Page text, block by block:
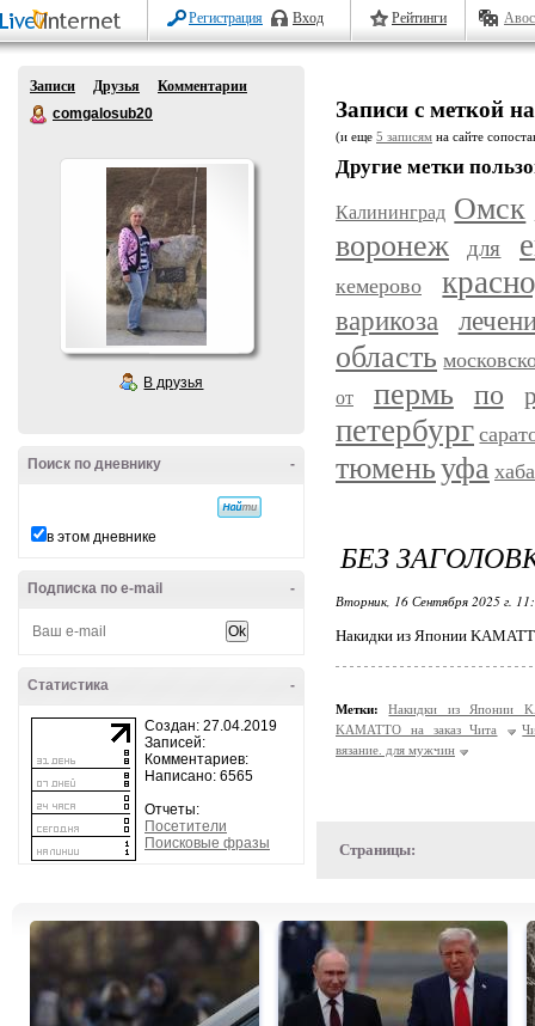
Регистрация Вход Рейтинги
Записи Друзья
Комментарии
comgalosub20
В друзья
-
Поиск по дневнику
в этом дневнике
-
Подписка по e-mail
-
Статистика
Создан: 27.04.2019
Записей:
Комментариев:
Написано: 6565
Отчеты:
Посетители
Поисковые фразы
Записи с меткой
(и еще 5 записям на сайте
Другие метки
Калининград Омск
воронеж для
кемерово
варикоза
область
от пермь по
петербург
тюменьуфа
БЕЗ
Вторник, 16 Сентября 2025 г.
Накидки из Японии
Метки:
Накидки из Японии
KAMATTO на заказ Чита
вязание. для мужчин
Страницы: